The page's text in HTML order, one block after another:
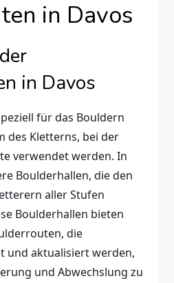
in Davos
in Davos
für das Bouldern
des Kletterns, bei der
verwendet werden. In
Boulderhallen, die den
aller Stufen
Boulderhallen bieten
die
und aktualisiert werden,
und Abwechslung zu